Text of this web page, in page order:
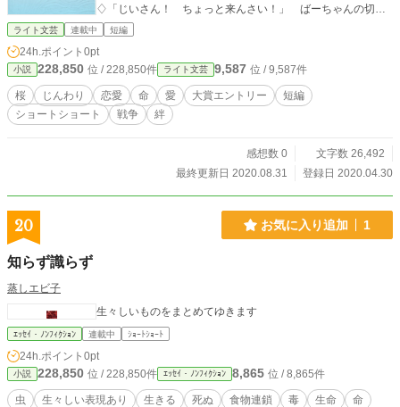
♢「じいさん！ ちょっと来んさい！」 ばーちゃんの切れ
てる声で目が覚めた。――ちょっとずれてるみかん好きなじ
族を支えるばーちゃんが突然入院した。夕飯作りを任された
高校生の礼の物語。♢四話♢（長くなります）桜の夢。真詞
の夢。英霊たちの夢――。現在執筆中です。
ライト文芸 連載中 短編
24h.ポイント 0pt
小説 228,850 位 / 228,850件 ライト文芸 9,587 位 / 9,587件
桜 じんわり 恋愛 命 愛 大賞エントリー
短編
ショートショート
戦争 絆
感想数 0
文字数 26,492
最終更新日 2020.08.31
登録日 2020.04.30
20 お気に入り追加 1
知らず識らず
蒸しエビ子
生々しいものをまとめてゆきます
ｴｯｾｲ・ﾉﾝﾌｨｸｼｮﾝ 連載中 ｼｮｰﾄｼｮｰﾄ
24h.ポイント 0pt
小説 228,850 位 / 228,850件 ｴｯｾｲ・ﾉﾝﾌｨｸｼｮﾝ 8,865 位 / 8,865件
虫 生々しい表現あり 生きる 死ぬ 食物連鎖 毒 生命
命